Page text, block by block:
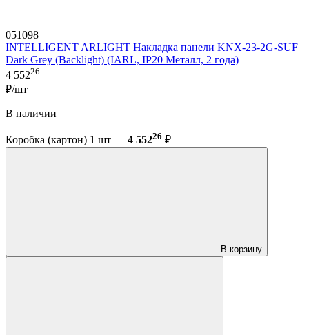
051098
INTELLIGENT ARLIGHT Накладка панели KNX-23-2G-SUF
Dark Grey (Backlight) (IARL, IP20 Металл, 2 года)
4 55226
₽/шт
В наличии
Коробка (картон) 1 шт — 4 55226 ₽
В корзину